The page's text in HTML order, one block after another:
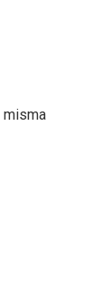
misma